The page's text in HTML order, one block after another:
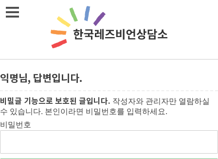
익명님, 답변입니다.
비밀글 기능으로 보호된 글입니다. 작성자와 관리자만 열람하실
수 있습니다. 본인이라면 비밀번호를 입력하세요.
비밀번호